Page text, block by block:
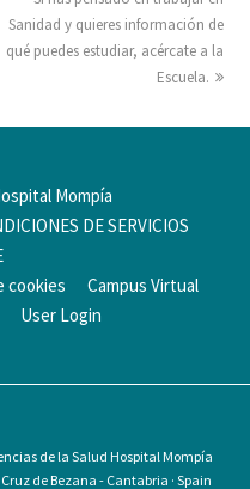
Sanidad y quieres información de
qué puedes estudiar, acércate a la
Escuela.
Mompía
DE SERVICIOS
cookies
Campus Virtual
User Login
de la Salud Hospital Mompía
de Bezana - Cantabria · Spain